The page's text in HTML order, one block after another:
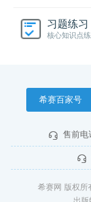
习题练习
核心知识点
希赛百家号
售前电
希赛网 版权